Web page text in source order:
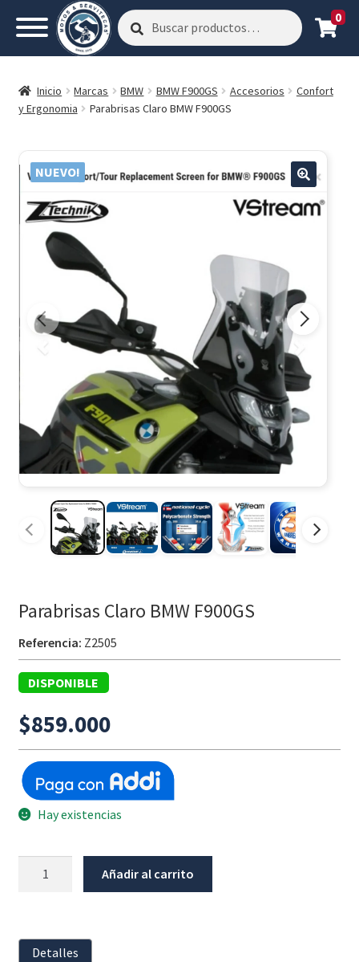
Buscar
por:
Buscar 0
Inicio Marcas BMW BMW F900GS Accesorios
Confort
y Ergonomia
Parabrisas Claro BMW F900GS
NUEVO!
Parabrisas Claro BMW F900GS
Referencia: Z2505
DISPONIBLE
$859.000
Hay existencias
cantidad
Añadir al carrito
Detalles